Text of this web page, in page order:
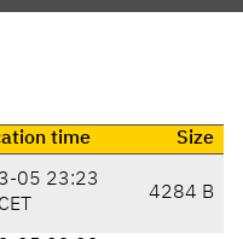
time
Size
05 23:23
CET
4284 B